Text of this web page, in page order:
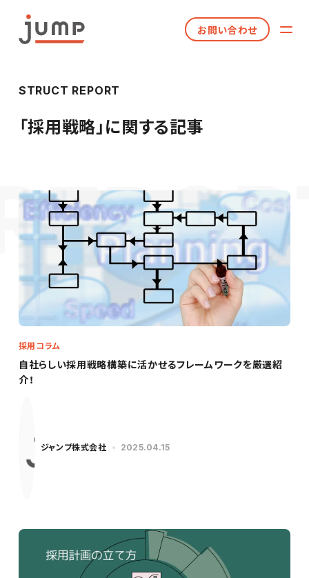
お問い合わせ
STRUCT REPORT
「採用戦略」に関する記事
自社らしい採用戦略構築に活かせるフレームワークを厳選紹
介！
採用コラム
ジャンプ株式会社 2025.04.15